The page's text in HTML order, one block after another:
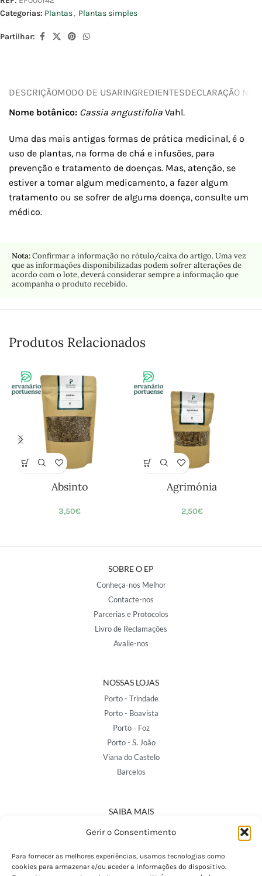
Gerir o Consentimento
Para fornecer as melhores experiências, usamos tecnologias como
cookies para armazenar e/ou aceder a informações do dispositivo.
Categorias: Plantas, Plantas simples
Partilhar:
DESCRIÇÃOMODO DE USARINGREDIENTESDECLARAÇÃO
Nome botânico: Cassia angustifolia Vahl.
Uma das mais antigas formas de prática medicinal, é o
uso de plantas, na forma de chá e infusões, para
prevenção e tratamento de doenças. Mas, atenção, se
estiver a tomar algum medicamento, a fazer algum
tratamento ou se sofrer de alguma doença, consulte um
médico.
Nota:Confirmar a informação no rótulo/caixa do artigo. Uma vez
que as informações disponibilizadas podem sofrer alterações de
acordo com o lote, deverá considerar sempre a informação que
acompanha o produto recebido.
Produtos Relacionados
Absinto
3,50€
Agrimónia
2,50€
SOBRE O EP
Conheça-nos Melhor
Contacte-nos
Parcerias e Protocolos
Livro de Reclamações
Avalie-nos
NOSSAS LOJAS
Porto - Trindade
Porto - Boavista
Porto - Foz
Porto - S. João
Viana do Castelo
Barcelos
SAIBA MAIS
Política de Privacidade
Termos e Condições
Perguntas Frequentes